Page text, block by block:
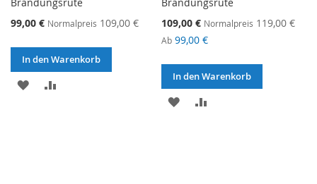
Sonderangebot
99,00 € Normalpreis 109,00 €
In den Warenkorb
ZUR
Sonderangebot
109,00 € Normalpreis 119,00 €
Ab 99,00 €
In den Warenkorb
ZUR